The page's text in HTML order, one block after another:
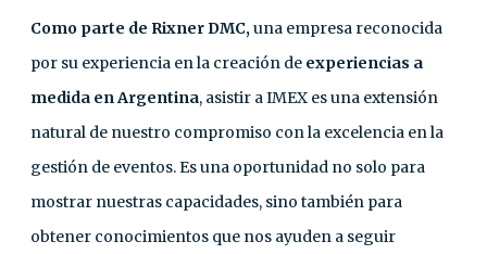
Como parte de Rixner DMC, una empresa reconocida
por su experiencia en la creación de experiencias a
medida en Argentina, asistir a IMEX es una extensión
natural de nuestro compromiso con la excelencia en la
gestión de eventos. Es una oportunidad no solo para
mostrar nuestras capacidades, sino también para
obtener conocimientos que nos ayuden a seguir